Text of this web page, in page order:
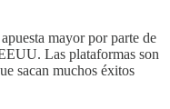
mayor por parte de
Las plataformas son
sacan muchos éxitos